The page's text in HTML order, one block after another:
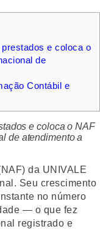
e coloca o
de
Contábil e
e coloca o NAF
de atendimento a
da UNIVALE
Seu crescimento
no número
— o que fez
registrado e